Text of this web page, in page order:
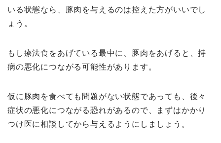
いる状態なら、豚肉を与えるのは控えた方がいいでし
ょう。
もし療法食をあげている最中に、豚肉をあげると、持
病の悪化につながる可能性があります。
仮に豚肉を食べても問題がない状態であっても、後々
症状の悪化につながる恐れがあるので、まずはかかり
つけ医に相談してから与えるようにしましょう。